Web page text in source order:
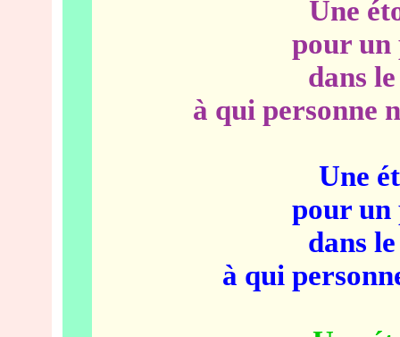
Une
pour un
dans
à qui personne
Une
pour un
dans
à qui